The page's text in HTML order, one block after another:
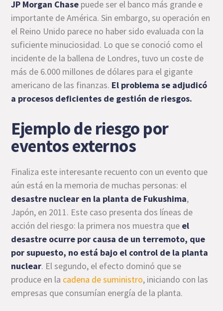
JP Morgan Chase puede ser el banco más grande e
importante de América. Sin embargo, su operación en
el Reino Unido parece no haber sido evaluada con la
suficiente minuciosidad. Lo que se conoció como el
incidente de la ballena de Londres, tuvo un coste de
más de 6.000 millones de dólares para el gigante
americano de las finanzas. El problema se adjudicó
a procesos deficientes de gestión de riesgos.
Ejemplo de riesgo por
eventos externos
Finaliza este interesante recuento con un evento que
aún está en la memoria de muchas personas: el
desastre nuclear en la planta de Fukushima,
Japón, en 2011. Este caso presenta dos líneas de
acción del riesgo: la primera nos muestra que el
desastre ocurre por causa de un terremoto, que
por supuesto, no está bajo el control de la planta
nuclear. El segundo, el efecto dominó que se
produce en la cadena de suministro, iniciando con las
empresas que consumían energía de la planta.